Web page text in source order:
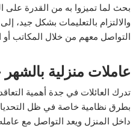
بحث لما تميزوا به من القدرة على
والالتزام بالتعليمات بشكل جيد،
التواصل معهم من خلال المكاتب أو
عاملات منزلية
تدرك العائلات في جدة أهمية
بطرق نظامية خاصة في ظل
داخل المنزل ويعد التواصل مع